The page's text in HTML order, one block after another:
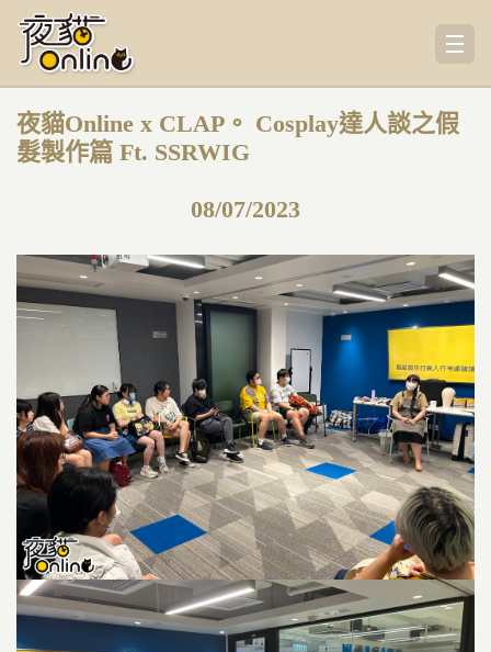
夜貓Online x CLAP。 Cosplay達人談之假
髮製作篇 Ft. SSRWIG
08/07/2023